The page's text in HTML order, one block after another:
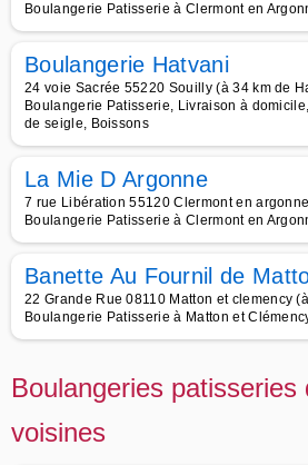
Boulangerie Patisserie à Clermont en
Boulangerie Hatvani
24 voie Sacrée 55220 Souilly (à 34 km de
Boulangerie Patisserie, Livraison à
de seigle, Boissons
La Mie D Argonne
7 rue Libération 55120 Clermont en
Boulangerie Patisserie à Clermont en
Banette Au Fournil de
22 Grande Rue 08110 Matton et clemency
Boulangerie Patisserie à Matton et
Boulangeries patisseries
voisines